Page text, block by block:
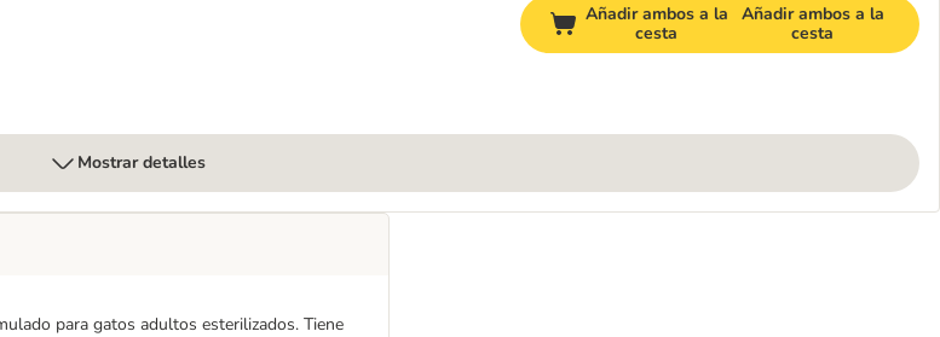
Añadir ambos a la
cesta
Añadir ambos a la
cesta
Mostrar detalles
para gatos adultos esterilizados. Tiene